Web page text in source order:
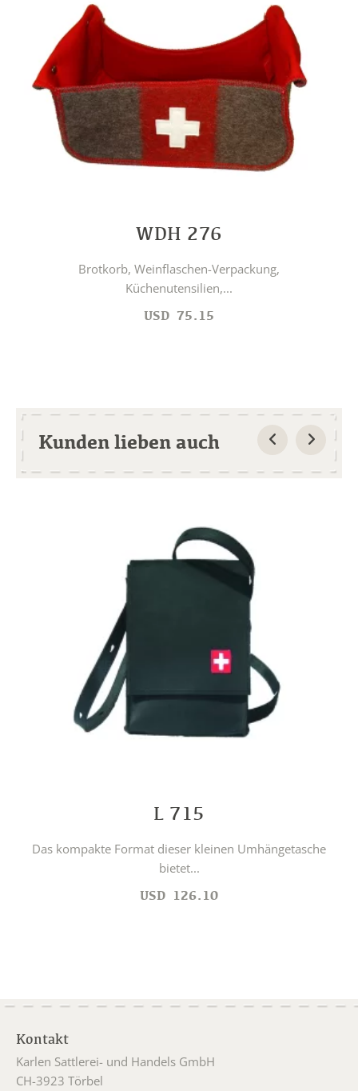
WDH 276
Brotkorb, Weinflaschen-Verpackung,
Küchenutensilien,...
USD 75.15
Kunden lieben auch
L 715
Das kompakte Format dieser kleinen Umhängetasche
bietet...
USD 126.10
Kontakt
Karlen Sattlerei- und Handels GmbH
CH-3923 Törbel